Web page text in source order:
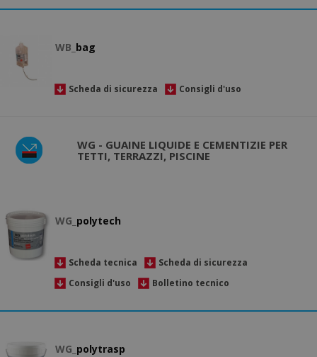
WB_ bag
Scheda di sicurezza Consigli d'uso
WG - GUAINE LIQUIDE E CEMENTIZIE PER
TETTI, TERRAZZI, PISCINE
WG_ polytech
Scheda tecnica
Scheda di sicurezza
Consigli d'uso
Bolletino tecnico
WG_ polytrasp